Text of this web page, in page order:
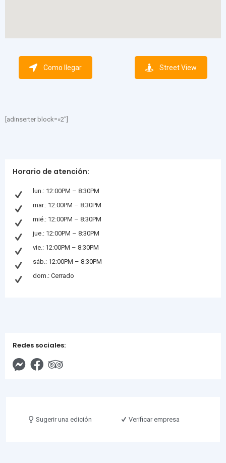
Como llegar Street View
[adinserter block=»2″]
Horario de atención:
lun.: 12:00PM – 8:30PM
mar.: 12:00PM – 8:30PM
mié.: 12:00PM – 8:30PM
jue.: 12:00PM – 8:30PM
vie.: 12:00PM – 8:30PM
sáb.: 12:00PM – 8:30PM
dom.: Cerrado
Redes sociales:
Sugerir una edición Verificar empresa